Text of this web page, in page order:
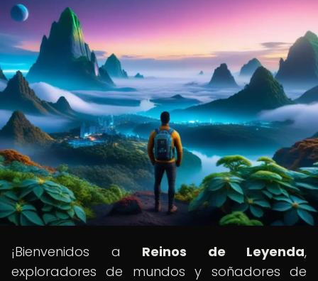
¡Bienvenidos a Reinos de Leyenda,
exploradores de mundos y soñadores de